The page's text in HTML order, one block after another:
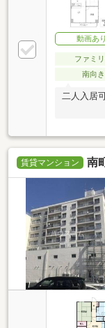
動画あり
ファミ
南向き
二人入居
賃貸マンション 南